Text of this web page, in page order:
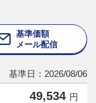
基準価額
メール配信
基準日：2026/08/06
49,534 円